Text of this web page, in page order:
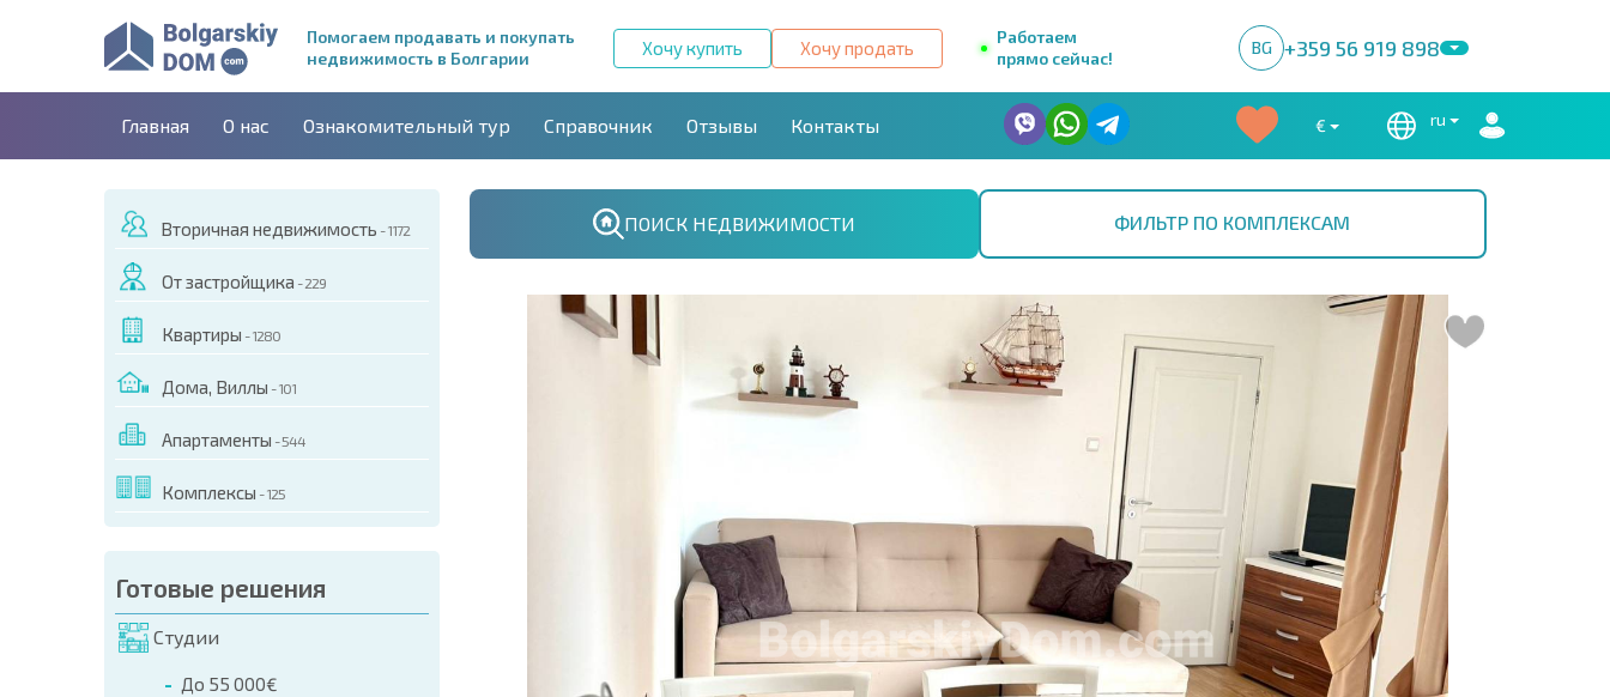
Помогаем продавать и покупать
недвижимость в Болгарии
Хочу купить Хочу продать
Работаем
прямо сейчас!
BG +359 56 919 898
Главная О нас Ознакомительный тур Справочник Отзывы Контакты € ru
Вторичная недвижимость - 1172
От застройщика - 229
Квартиры - 1280
Дома, Виллы - 101
Апартаменты - 544
Комплексы - 125
Готовые решения
Студии
До 55 000€
ПОИСК НЕДВИЖИМОСТИ ФИЛЬТР ПО КОМПЛЕКСАМ
ЭТОГО ОБЪЕКТА
телефонам:
+359 8 9797 99 03